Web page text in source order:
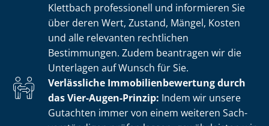
Klettbach professionell und informieren Sie
über deren Wert, Zustand, Mängel, Kosten
und alle relevanten rechtlichen
Bestimmungen. Zudem beantragen wir die
Unterlagen auf Wunsch für Sie.
Verlässliche Im­mo­bi­li­en­be­wer­tung durch
das Vier-Augen-Prinzip: Indem wir unsere
Gutachten immer von einem weiteren Sach­